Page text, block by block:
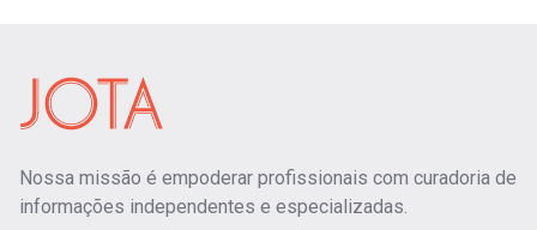
Nossa missão é empoderar profissionais com curadoria de
informações independentes e especializadas.